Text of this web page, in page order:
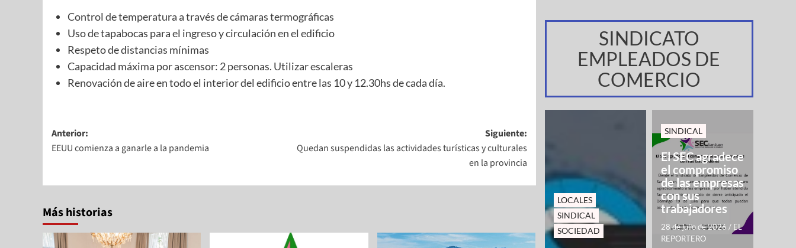
Control de temperatura a través de cámaras termográficas
Uso de tapabocas para el ingreso y circulación en el edificio
Respeto de distancias mínimas
Capacidad máxima por ascensor: 2 personas. Utilizar escaleras
Renovación de aire en todo el interior del edificio entre las 10 y 12.30hs de cada día.
Anterior:
EEUU comienza a ganarle a la pandemia
Siguiente:
Quedan suspendidas las actividades turísticas y culturales
en la provincia
Más historias
SINDICATO
EMPLEADOS DE
COMERCIO
LOCALES
SINDICAL
SOCIEDAD
SINDICAL
El SEC agradece
el compromiso
de las empresas
con sus
trabajadores
28 de julio de 2026 / EL
REPORTERO